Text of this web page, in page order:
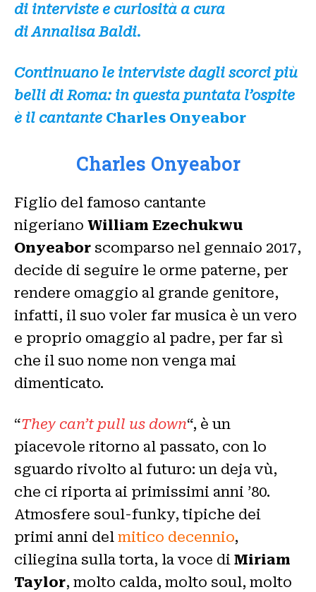
di interviste e curiosità a cura
di Annalisa Baldi.
Continuano le interviste dagli scorci più
belli di Roma: in questa puntata l’ospite
è il cantante Charles Onyeabor
Charles Onyeabor
Figlio del famoso cantante
nigeriano William Ezechukwu
Onyeabor scomparso nel gennaio 2017,
decide di seguire le orme paterne, per
rendere omaggio al grande genitore,
infatti, il suo voler far musica è un vero
e proprio omaggio al padre, per far sì
che il suo nome non venga mai
dimenticato.
“They can’t pull us down“, è un
piacevole ritorno al passato, con lo
sguardo rivolto al futuro: un deja vù,
che ci riporta ai primissimi anni ’80.
Atmosfere soul-funky, tipiche dei
primi anni del mitico decennio,
ciliegina sulla torta, la voce di Miriam
Taylor, molto calda, molto soul, molto